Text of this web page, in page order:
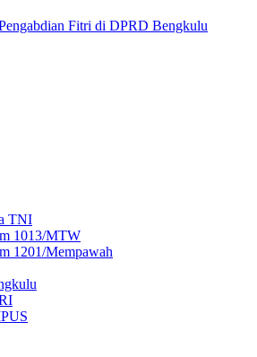
Fitri di DPRD Bengkulu
TNI
1013/MTW
1201/Mempawah